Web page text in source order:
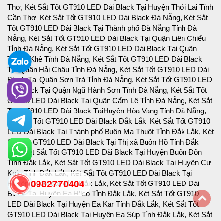
0982770404
back